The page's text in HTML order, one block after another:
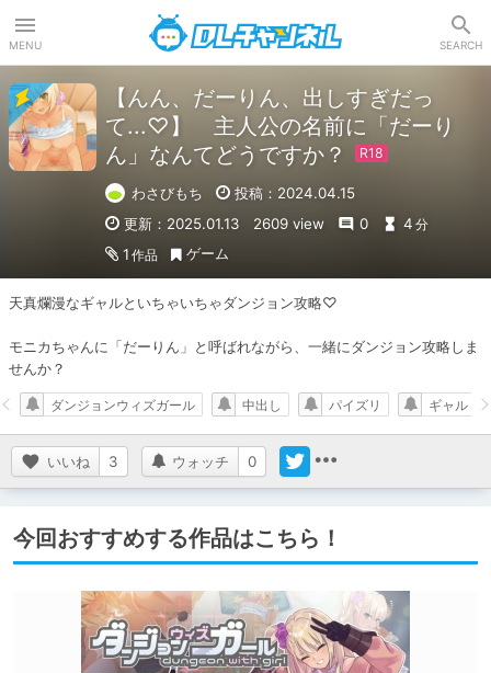
MENU SEARCH
【んん、だーりん、出しすぎだっ
て...♡】 主人公の名前に「だーり
ん」なんてどうですか？
わさびもち
投稿：2024.04.15
更新：2025.01.13
2609 view 0 4 分
1 作品 ゲーム
天真爛漫なギャルといちゃいちゃダンジョン攻略♡
モニカちゃんに「だーりん」と呼ばれながら、一緒にダンジョン攻略しま
せんか？
いいね 3 ウォッチ 0
ダンジョンウィズガール 中出し パイズリ ギャル
今回おすすめする作品はこちら！